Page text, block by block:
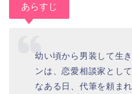
あらすじ
幼い頃から男装して生
ンは、恋愛相談家とし
なある日、代筆を頼ま